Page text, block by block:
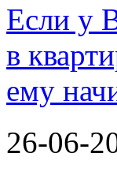
Если у
в
ему
26-06-